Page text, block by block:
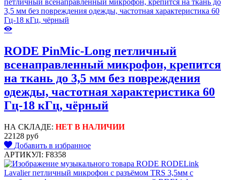
RODE PinMic-Long петличный
всенаправленный микрофон, крепится
на ткань до 3,5 мм без повреждения
одежды, частотная характеристика 60
Гц-18 кГц, чёрный
НА СКЛАДЕ: НЕТ В НАЛИЧИИ
22128 руб
Добавить в избранное
АРТИКУЛ: F8358